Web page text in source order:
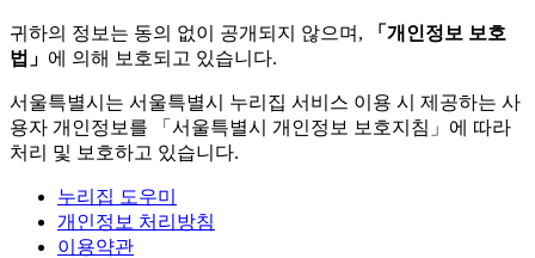
귀하의 정보는 동의 없이 공개되지 않으며,
「개인정보 보호
법」 에 의해 보호되고 있습니다.
서울특별시는 서울특별시 누리집 서비스 이용 시 제공하는 사
용자 개인정보를 「서울특별시 개인정보 보호지침」에 따라
처리 및 보호하고 있습니다.
누리집 도우미
개인정보 처리방침
이용약관